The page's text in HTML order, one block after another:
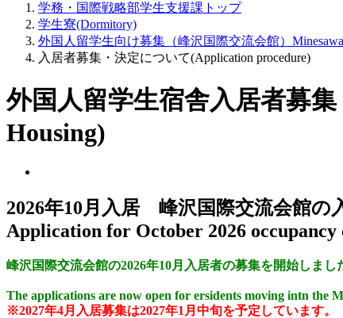
学務・国際戦略部学生支援課トップ
学生寮(Dormitory)
外国人留学生向け募集（峰沢国際交流会館）Minesawa
入居者募集・決定について(Application procedure)
外国人留学生宿舎入居者募
Housing)
2026年10月入居 峰沢国際交流会館の
Application for October 2026
峰沢国際交流会館の2026年10月入居者の募集を開始しまし
The applications are now open for ersidents moving intn the
※2027年4月入居募集は2027年1月中旬を予定しています。